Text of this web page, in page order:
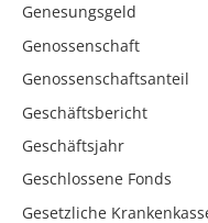
Genesungsgeld
Genossenschaft
Genossenschaftsanteil
Geschäftsbericht
Geschäftsjahr
Geschlossene Fonds
Gesetzliche